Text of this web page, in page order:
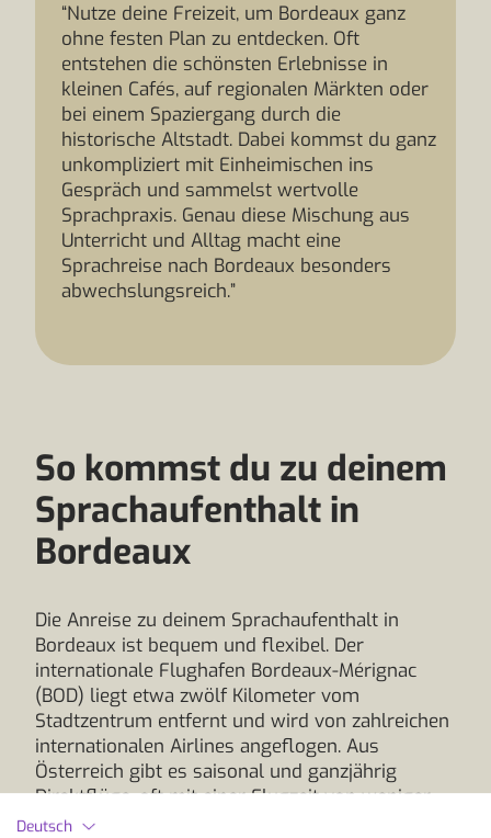
“Nutze deine Freizeit, um Bordeaux ganz
ohne festen Plan zu entdecken. Oft
entstehen die schönsten Erlebnisse in
kleinen Cafés, auf regionalen Märkten oder
bei einem Spaziergang durch die
historische Altstadt. Dabei kommst du ganz
unkompliziert mit Einheimischen ins
Gespräch und sammelst wertvolle
Sprachpraxis. Genau diese Mischung aus
Unterricht und Alltag macht eine
Sprachreise nach Bordeaux besonders
abwechslungsreich.”
So kommst du zu deinem
Sprachaufenthalt in
Bordeaux
Die Anreise zu deinem Sprachaufenthalt in
Bordeaux ist bequem und flexibel. Der
internationale Flughafen Bordeaux-Mérignac
(BOD) liegt etwa zwölf Kilometer vom
Stadtzentrum entfernt und wird von zahlreichen
internationalen Airlines angeflogen. Aus
Österreich gibt es saisonal und ganzjährig
Direktflüge, oft mit einer Flugzeit von weniger
als zwei Stunden.
Deutsch